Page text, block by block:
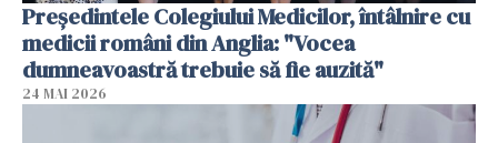
Președintele Colegiului Medicilor, întâlnire cu
medicii români din Anglia: "Vocea
dumneavoastră trebuie să fie auzită"
24 MAI 2026